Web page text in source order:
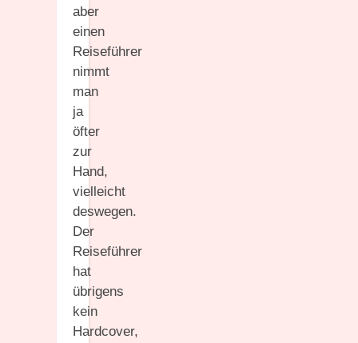
aber
einen
Reiseführer
nimmt
man
ja
öfter
zur
Hand,
vielleicht
deswegen.
Der
Reiseführer
hat
übrigens
kein
Hardcover,